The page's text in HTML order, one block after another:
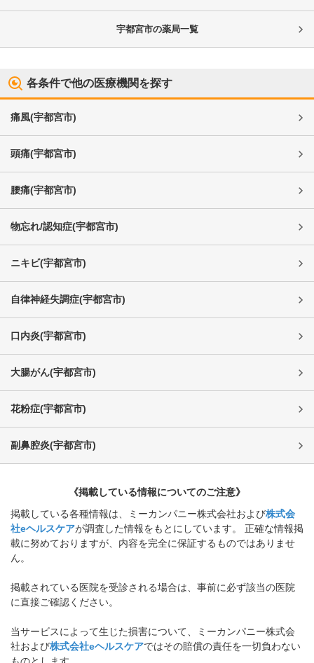
宇都宮市の薬局一覧
各条件で他の医療機関を探す
痛風(宇都宮市)
頭痛(宇都宮市)
腰痛(宇都宮市)
物忘れ/認知症(宇都宮市)
ニキビ(宇都宮市)
自律神経失調症(宇都宮市)
口内炎(宇都宮市)
大腸がん(宇都宮市)
花粉症(宇都宮市)
副鼻腔炎(宇都宮市)
《掲載している情報についてのご注意》
掲載している各種情報は、ミーカンパニー株式会社および株式会
社eヘルスケアが調査した情報をもとにしています。 正確な情報掲
載に努めておりますが、内容を完全に保証するものではありませ
ん。
掲載されている医院を受診される場合は、事前に必ず該当の医院
に直接ご確認ください。
当サービスによって生じた損害について、ミーカンパニー株式会
社および株式会社eヘルスケアではその賠償の責任を一切負わない